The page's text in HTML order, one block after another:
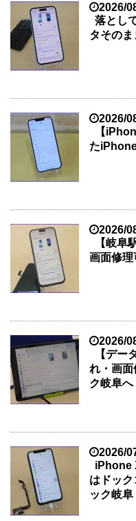
2026/
落とし
タそのま
2026/
【
た
2026/
【岐阜
画面修
2026/
【デー
れ・画面
ク岐阜へ
2026/
iPhone
はドッ
ック岐阜